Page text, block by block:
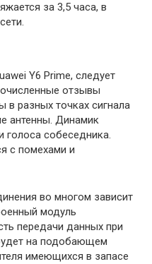
за 3,5 часа, в
Y6 Prime, следует
отзывы
в разных точках сигнала
антенны. Динамик
голоса собеседника.
с помехами и
во многом зависит
модуль
передачи данных при
на подобающем
имеющихся в запасе